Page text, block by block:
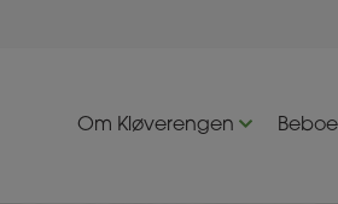
Om Kløverengen